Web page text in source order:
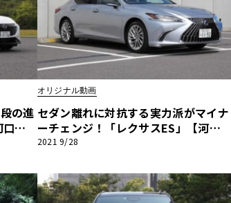
の進
ま
オリジナル動画
セダン離れに対抗する実力派がマイナ
ーチェンジ！「レクサスES」【河口
まなぶ動画試乗インプレッション】
2021 9/28